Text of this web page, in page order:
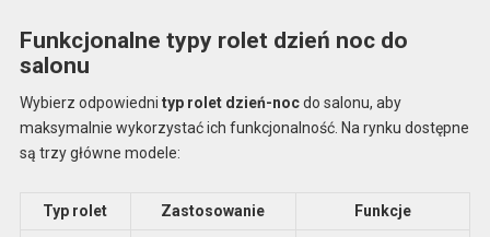
Funkcjonalne typy rolet dzień noc do
salonu
Wybierz odpowiedni typ rolet dzień-nocdo salonu, aby
maksymalnie wykorzystać ich funkcjonalność. Na rynku dostępne
są trzy główne modele:
Typ rolet Zastosowanie Funkcje